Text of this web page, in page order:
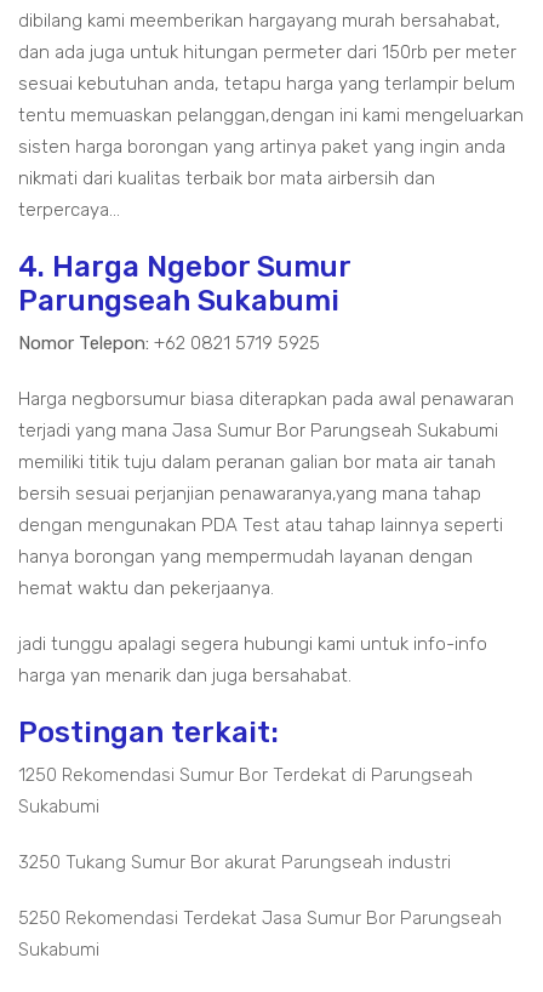
dibilang kami meemberikan hargayang murah bersahabat,
dan ada juga untuk hitungan permeter dari 150rb per meter
sesuai kebutuhan anda, tetapu harga yang terlampir belum
tentu memuaskan pelanggan,dengan ini kami mengeluarkan
sisten harga borongan yang artinya paket yang ingin anda
nikmati dari kualitas terbaik bor mata airbersih dan
terpercaya...
4. Harga Ngebor Sumur
Parungseah Sukabumi
Nomor Telepon: +62 0821 5719 5925
Harga negborsumur biasa diterapkan pada awal penawaran
terjadi yang mana Jasa Sumur Bor Parungseah Sukabumi
memiliki titik tuju dalam peranan galian bor mata air tanah
bersih sesuai perjanjian penawaranya,yang mana tahap
dengan mengunakan PDA Test atau tahap lainnya seperti
hanya borongan yang mempermudah layanan dengan
hemat waktu dan pekerjaanya.
jadi tunggu apalagi segera hubungi kami untuk info-info
harga yan menarik dan juga bersahabat.
Postingan terkait:
1250 Rekomendasi Sumur Bor Terdekat di Parungseah
Sukabumi
3250 Tukang Sumur Bor akurat Parungseah industri
5250 Rekomendasi Terdekat Jasa Sumur Bor Parungseah
Sukabumi